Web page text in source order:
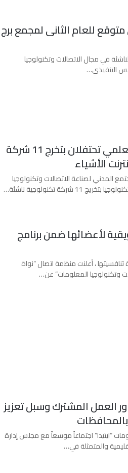
للعام الثانى لمجمع برج
في مجال الاتصالات وتكنولوجيا
التنفيذي…
“اتصال” و أكاديمية البحث العلمي تحتفلان بتخرج 11 شركة
الأشياء
المدني لصناعة الاتصالات وتكنولوجيا
تكنولوجية ناشئة…
عقود تسويقية لأعضائها ضمن برنامج
، أعلنت منظمة اتصال “نواة
وتكنولوجيا المعلومات” عن…
العمل المشترك وسبل تعزيز
“ايتيدا” اجتماعاً موسعاً مع مجلس إدارة
والمتمثلة في…